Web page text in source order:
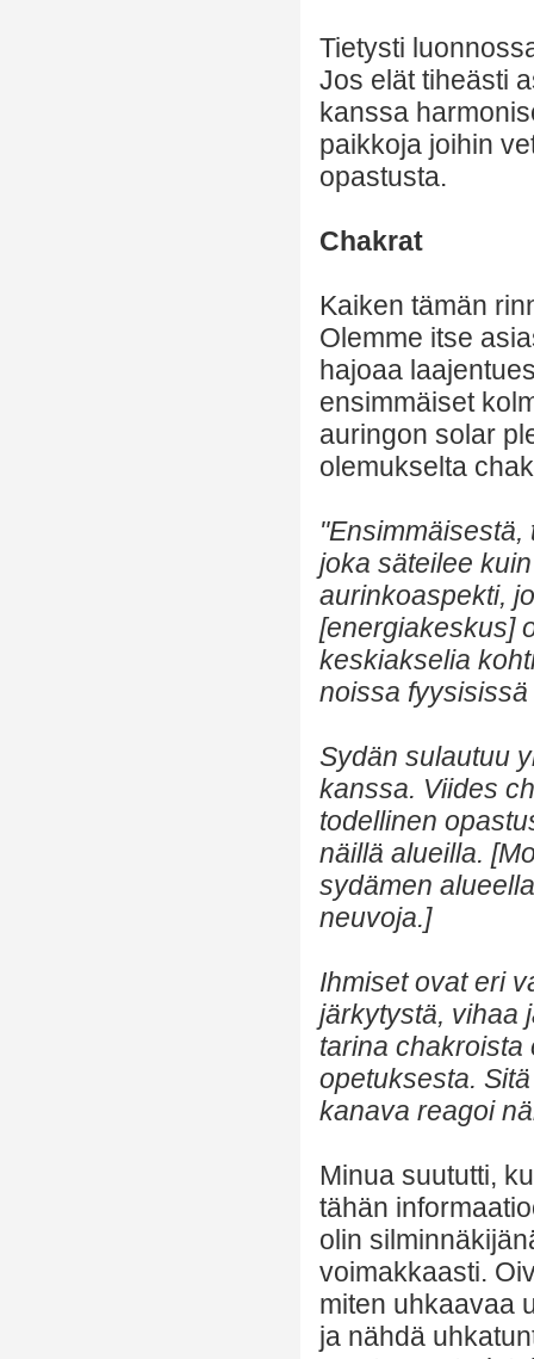
Tietysti
Jos elät tiheästi
kanssa
paikkoja joihin
opastusta.
Chakrat
Kaiken tämän
Olemme itse
hajoaa
ensimmäiset
auringon solar
olemukselta
joka säteilee
aurinkoaspekti,
[energiakeskus]
keskiakselia
noissa
Sydän sulautuu
kanssa. Viides
todellinen
näillä alueilla.
sydämen
neuvoja.]
Ihmiset ovat eri
järkytystä, vihaa
tarina chakroista
opetuksesta.
kanava reagoi
Minua suututti,
tähän
olin
voimakkaasti.
miten uhkaavaa
ja nähdä